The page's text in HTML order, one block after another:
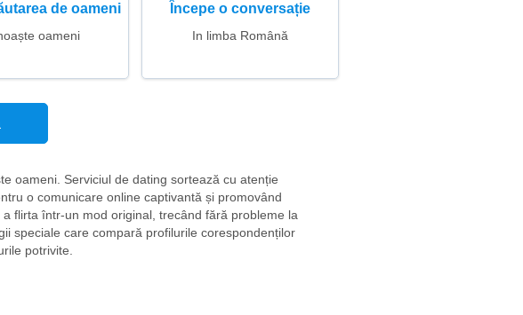
de oameni
oameni
Începe o conversație
In limba Română
oameni. Serviciul de dating sortează cu atenție
o comunicare online captivantă și promovând
flirta într-un mod original, trecând fără probleme la
speciale care compară profilurile corespondenților
potrivite.